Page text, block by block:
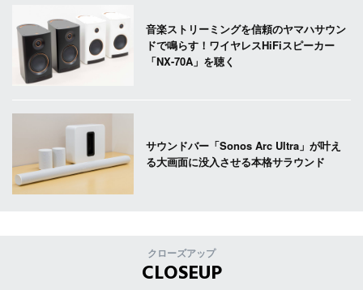
音楽ストリーミングを信頼のヤマハサウン
ドで鳴らす！ワイヤレスHiFiスピーカー
「NX-70A」を聴く
サウンドバー「Sonos Arc Ultra」が叶え
る大画面に没入させる本格サラウンド
クローズアップ
CLOSEUP